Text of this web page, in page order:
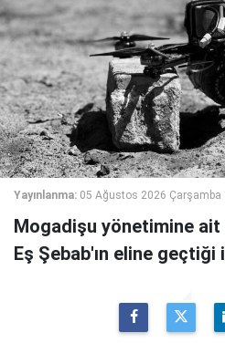
Yayınlanma: 05 Ağustos 2026 Çarşamba
Mogadişu yönetimine ait
Eş Şebab'ın eline